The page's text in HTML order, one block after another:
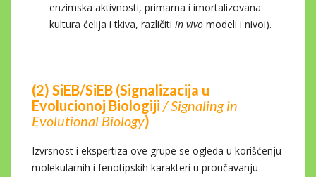
enzimska aktivnosti, primarna i imortalizovana
kultura ćelija i tkiva, različiti in vivo modeli i nivoi).
(2) SiEB/SiEB (Signalizacija u
Evolucionoj Biologiji / Signaling in
Evolutional Biology)
Izvrsnost i ekspertiza ove grupe se ogleda u korišćenju
molekularnih i fenotipskih karakteri u proučavanju